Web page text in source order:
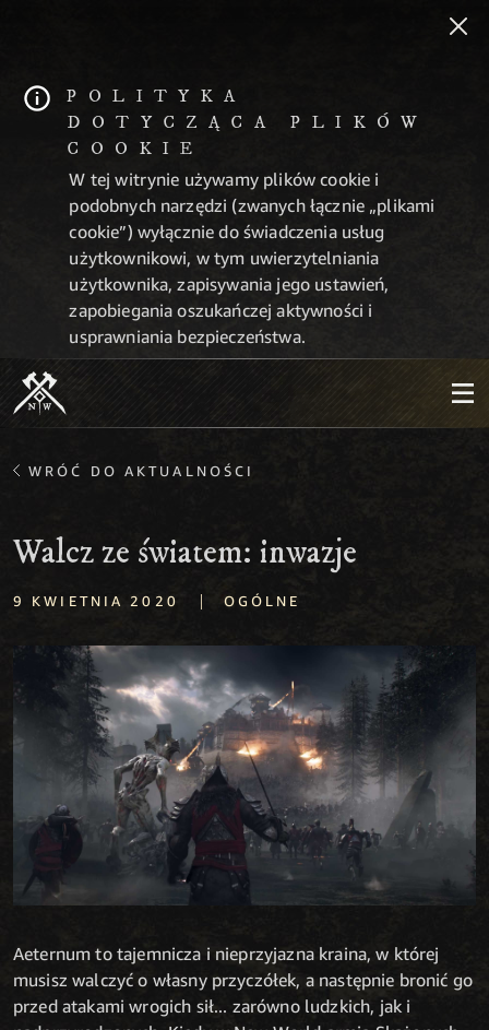
POLITYKA
DOTYCZĄCA PLIKÓW
COOKIE
W tej witrynie używamy plików cookie i
podobnych narzędzi (zwanych łącznie „plikami
cookie”) wyłącznie do świadczenia usług
użytkownikowi, w tym uwierzytelniania
użytkownika, zapisywania jego ustawień,
zapobiegania oszukańczej aktywności i
usprawniania bezpieczeństwa.
WRÓĆ DO AKTUALNOŚCI
Walcz ze światem: inwazje
9 KWIETNIA 2020 | OGÓLNE
Aeternum to tajemnicza i nieprzyjazna kraina, w której
musisz walczyć o własny przyczółek, a następnie bronić go
przed atakami wrogich sił... zarówno ludzkich, jak i